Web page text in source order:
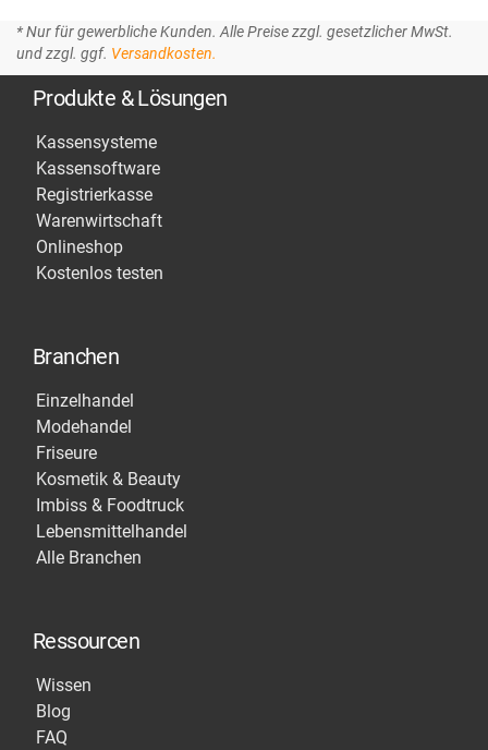
* Nur für gewerbliche Kunden. Alle Preise zzgl. gesetzlicher MwSt.
und zzgl. ggf. Versandkosten.
Produkte & Lösungen
Kassensysteme
Kassensoftware
Registrierkasse
Warenwirtschaft
Onlineshop
Kostenlos testen
Branchen
Einzelhandel
Modehandel
Friseure
Kosmetik & Beauty
Imbiss & Foodtruck
Lebensmittelhandel
Alle Branchen
Ressourcen
Wissen
Blog
FAQ